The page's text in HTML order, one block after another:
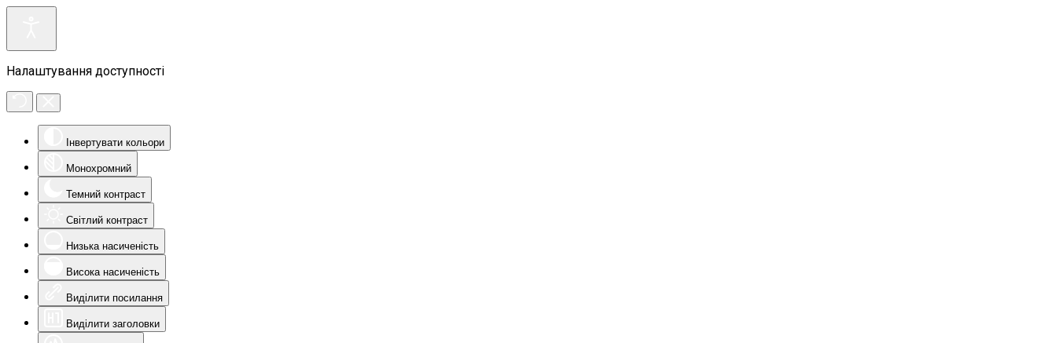
Налаштування доступності
Інвертувати кольори
Монохромний
Темний контраст
Світлий контраст
Низька насиченість
Висока насиченість
Виділити посилання
Виділити заголовки